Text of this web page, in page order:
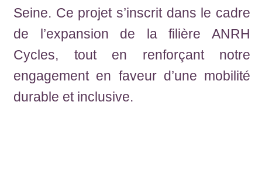
Seine. Ce projet s’inscrit dans le cadre
de l’expansion de la filière ANRH
Cycles, tout en renforçant notre
engagement en faveur d’une mobilité
durable et inclusive.